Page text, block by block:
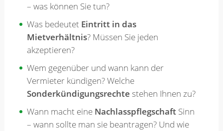
– was können Sie tun?
Was bedeutet Eintritt in das
Mietverhältnis? Müssen Sie jeden
akzeptieren?
Wem gegenüber und wann kann der
Vermieter kündigen? Welche
Sonderkündigungsrechte stehen Ihnen zu?
Wann macht eine NachlasspflegschaftSinn
– wann sollte man sie beantragen? Und wie